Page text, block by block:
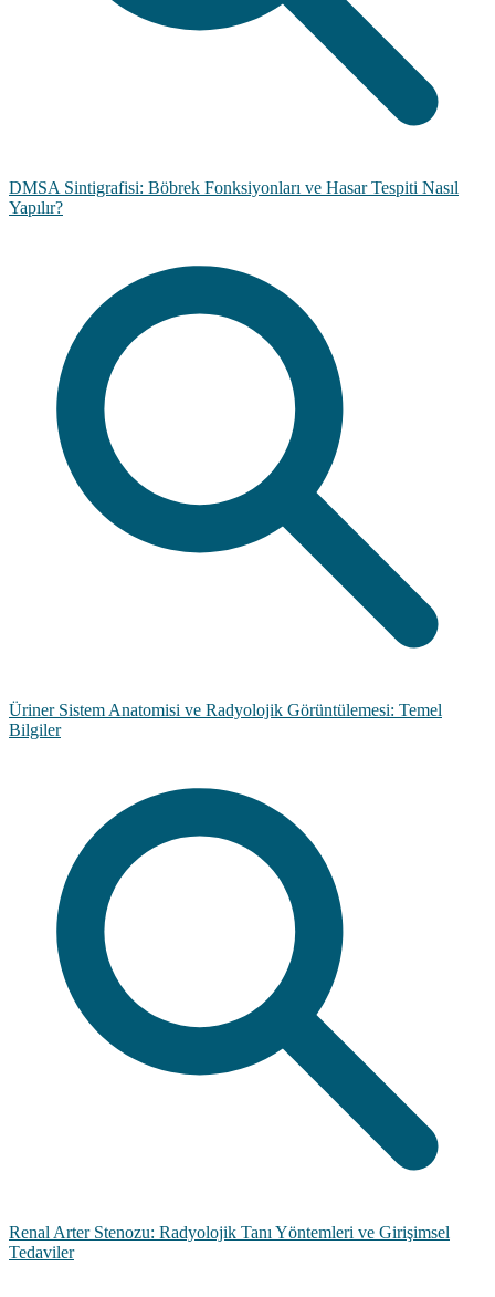
DMSA Sintigrafisi: Böbrek Fonksiyonları ve Hasar Tespiti Nasıl
Yapılır?
Üriner Sistem Anatomisi ve Radyolojik Görüntülemesi: Temel
Bilgiler
Renal Arter Stenozu: Radyolojik Tanı Yöntemleri ve Girişimsel
Tedaviler